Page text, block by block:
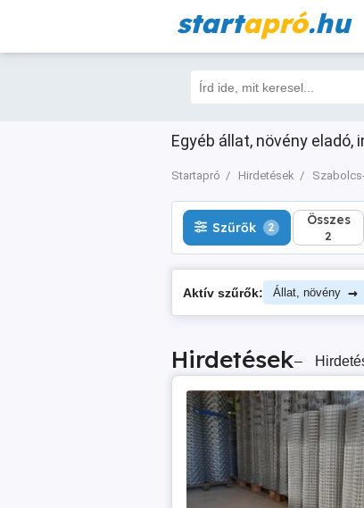
startapró.hu
Egyéb állat, növény
Startapró Hirdetések
Szűrők 2 Összes
2
Szűrők 2 Összes
2
Aktív szűrők: Állat, növény →
Hirdetések–